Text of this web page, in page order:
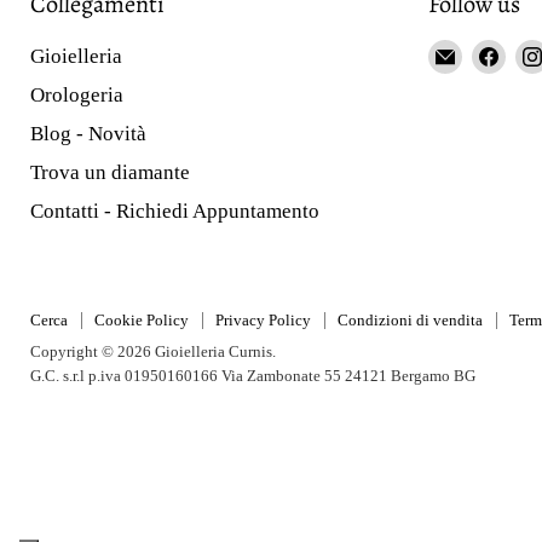
Gioielleria
Orologeria
Blog - Novità
Trova un diamante
Contatti - Richiedi Appuntamento
EmailFind
Cerca Cookie Policy Privacy Policy Condizioni di vendita
Copyright © 2026 Gioielleria Curnis.
G.C. s.r.l p.iva 01950160166 Via Zambonate 55 24121 Bergamo BG